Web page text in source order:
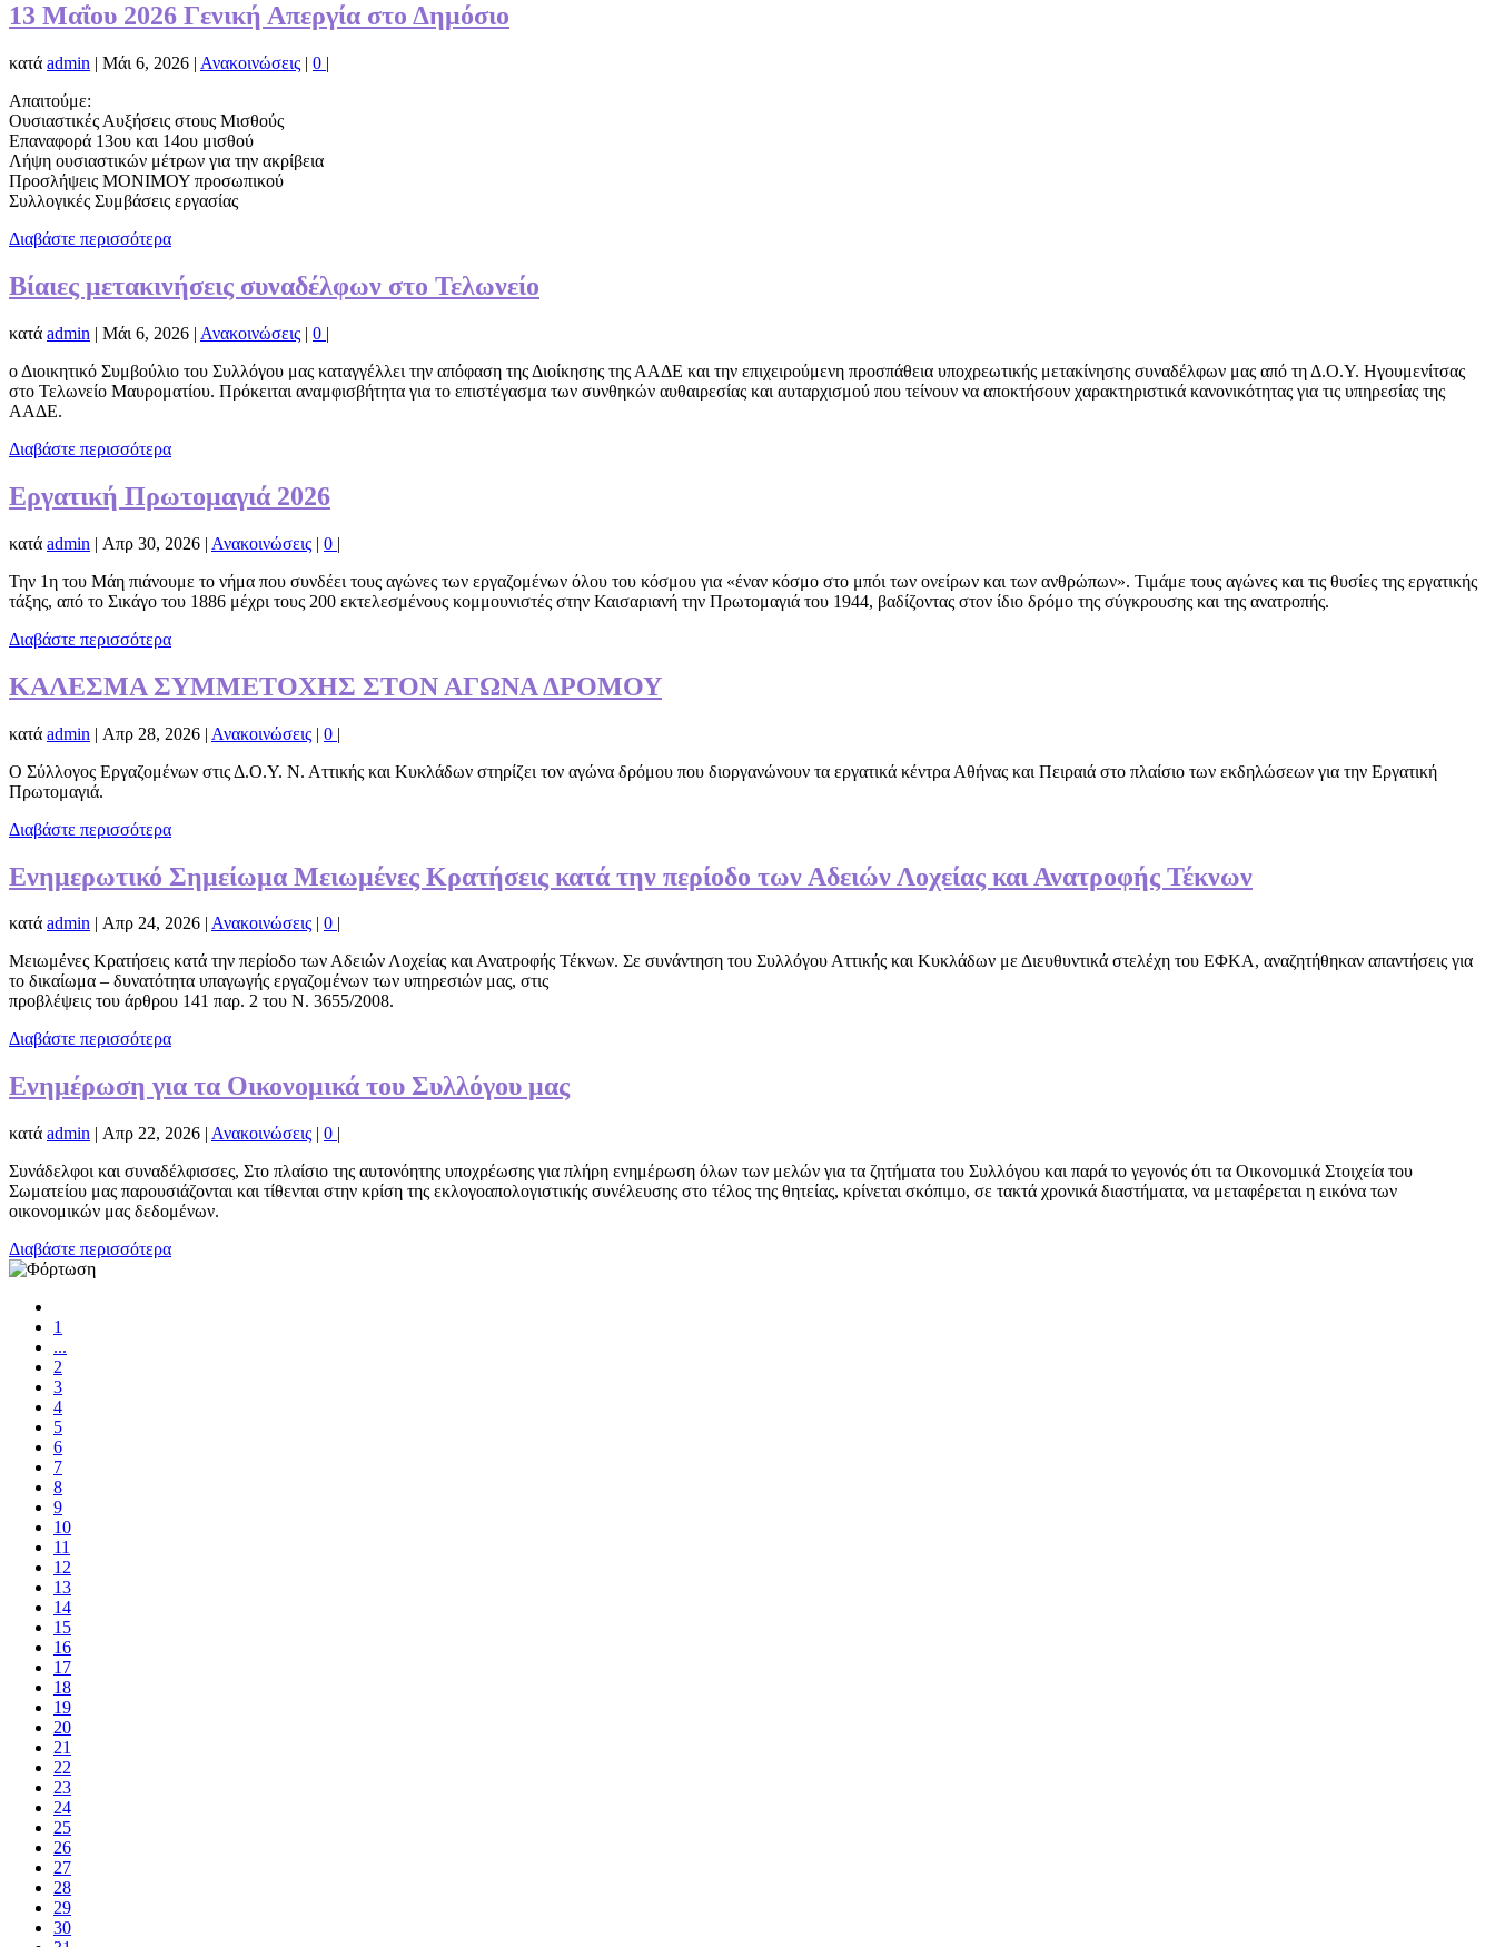
13 Μαΐου 2026 Γενική Απεργία στο Δημόσιο
κατά admin | Μάι 6, 2026 | Ανακοινώσεις | 0 |
Απαιτούμε:
Ουσιαστικές Αυξήσεις στους Μισθούς
Επαναφορά 13ου και 14ου μισθού
Λήψη ουσιαστικών μέτρων για την ακρίβεια
Προσλήψεις ΜΟΝΙΜΟΥ προσωπικού
Συλλογικές Συμβάσεις εργασίας
Διαβάστε περισσότερα
Βίαιες μετακινήσεις συναδέλφων στο Τελωνείο
κατά admin | Μάι 6, 2026 | Ανακοινώσεις | 0 |
ο Διοικητικό Συμβούλιο του Συλλόγου μας καταγγέλλει την απόφαση της Διοίκησης της ΑΑΔΕ και την επιχειρούμενη προσπάθεια υποχρεωτικής μετακίνησης συναδέλφων μας από τη Δ.Ο.Υ. Ηγουμενίτσας
στο Τελωνείο Μαυροματίου. Πρόκειται αναμφισβήτητα για το επιστέγασμα των συνθηκών αυθαιρεσίας και αυταρχισμού που τείνουν να αποκτήσουν χαρακτηριστικά κανονικότητας για τις υπηρεσίας της
ΑΑΔΕ.
Διαβάστε περισσότερα
Εργατική Πρωτομαγιά 2026
κατά admin | Απρ 30, 2026 | Ανακοινώσεις | 0 |
Την 1η του Μάη πιάνουμε το νήμα που συνδέει τους αγώνες των εργαζομένων όλου του κόσμου για «έναν κόσμο στο μπόι των ονείρων και των ανθρώπων». Τιμάμε τους αγώνες και τις θυσίες της εργατικής
τάξης, από το Σικάγο του 1886 μέχρι τους 200 εκτελεσμένους κομμουνιστές στην Καισαριανή την Πρωτομαγιά του 1944, βαδίζοντας στον ίδιο δρόμο της σύγκρουσης και της ανατροπής.
Διαβάστε περισσότερα
ΚΑΛΕΣΜΑ ΣΥΜΜΕΤΟΧΗΣ ΣΤΟΝ ΑΓΩΝΑ ΔΡΟΜΟΥ
κατά admin | Απρ 28, 2026 | Ανακοινώσεις | 0 |
Ο Σύλλογος Εργαζομένων στις Δ.Ο.Υ. Ν. Αττικής και Κυκλάδων στηρίζει τον αγώνα δρόμου που διοργανώνουν τα εργατικά κέντρα Αθήνας και Πειραιά στο πλαίσιο των εκδηλώσεων για την Εργατική
Πρωτομαγιά.
Διαβάστε περισσότερα
Ενημερωτικό Σημείωμα Μειωμένες Κρατήσεις κατά την περίοδο των Αδειών Λοχείας και Ανατροφής Τέκνων
κατά admin | Απρ 24, 2026 | Ανακοινώσεις | 0 |
Μειωμένες Κρατήσεις κατά την περίοδο των Αδειών Λοχείας και Ανατροφής Τέκνων. Σε συνάντηση του Συλλόγου Αττικής και Κυκλάδων με Διευθυντικά στελέχη του ΕΦΚΑ, αναζητήθηκαν απαντήσεις για
το δικαίωμα – δυνατότητα υπαγωγής εργαζομένων των υπηρεσιών μας, στις
προβλέψεις του άρθρου 141 παρ. 2 του Ν. 3655/2008.
Διαβάστε περισσότερα
Ενημέρωση για τα Οικονομικά του Συλλόγου μας
κατά admin | Απρ 22, 2026 | Ανακοινώσεις | 0 |
Συνάδελφοι και συναδέλφισσες, Στο πλαίσιο της αυτονόητης υποχρέωσης για πλήρη ενημέρωση όλων των μελών για τα ζητήματα του Συλλόγου και παρά το γεγονός ότι τα Οικονομικά Στοιχεία του
Σωματείου μας παρουσιάζονται και τίθενται στην κρίση της εκλογοαπολογιστικής συνέλευσης στο τέλος της θητείας, κρίνεται σκόπιμο, σε τακτά χρονικά διαστήματα, να μεταφέρεται η εικόνα των
οικονομικών μας δεδομένων.
Διαβάστε περισσότερα
1
...
2
3
4
5
6
7
8
9
10
11
12
13
14
15
16
17
18
19
20
21
22
23
24
25
26
27
28
29
30